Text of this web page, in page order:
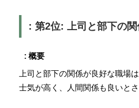
: 第2位: 上司と部下の関
: 概要
上司と部下の関係が良好な職場
士気が高く、人間関係も良いとさ